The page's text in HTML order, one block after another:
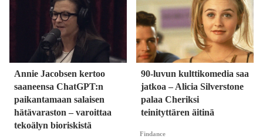
Annie Jacobsen kertoo
saaneensa ChatGPT:n
paikantamaan salaisen
hätävaraston – varoittaa
tekoälyn bioriskistä
90-luvun kulttikomedia saa
jatkoa – Alicia Silverstone
palaa Cheriksi
teinityttären äitinä
Findance